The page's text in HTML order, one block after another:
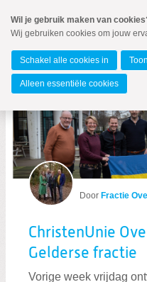
naar
Spring
de
inhoud
Spring
naar
hoofdmenu
Overijssel
Zoeken:
Door Fractie
ChristenUnie
Gelderse fractie
Vorige week vrijdag
Wil je gebruik maken van
Wij gebruiken cookies om jouw
Schakel alle cookies in
Alleen essentiële cookies